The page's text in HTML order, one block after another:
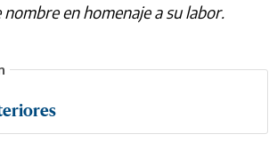
nombre en homenaje a su labor.